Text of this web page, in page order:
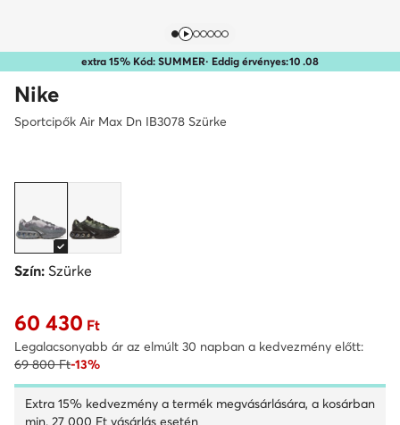
extra 15% Kód: SUMMER· Eddig érvényes:10 .08
Nike
Sportcipők Air Max Dn IB3078 Szürke
Szín: Szürke
Aktuális ár 60 430 Ft
60 430 Ft
Legalacsonyabb ár az elmúlt 30 napban a kedvezmény előtt:
69 800 Ft-13%
Extra 15% kedvezmény a termék megvásárlására, a kosárban
min. 27 000 Ft vásárlás esetén